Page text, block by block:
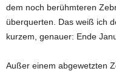
dem noch berühmteren
überquerten. Das weiß ich
kurzem, genauer: Ende
Außer einem abgewetzten